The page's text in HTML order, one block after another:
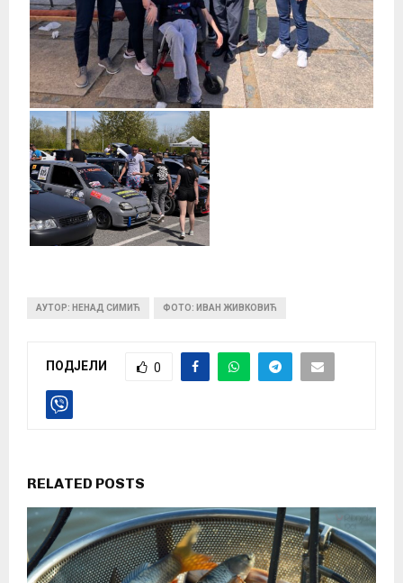
АУТОР: НЕНАД СИМИЋ ФОТО: ИВАН ЖИВКОВИЋ
ПОДЈЕЛИ 0
RELATED POSTS